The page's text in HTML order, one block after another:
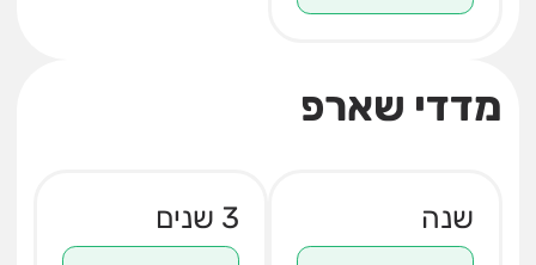
מדדי שארפ
שנה
3 שנים